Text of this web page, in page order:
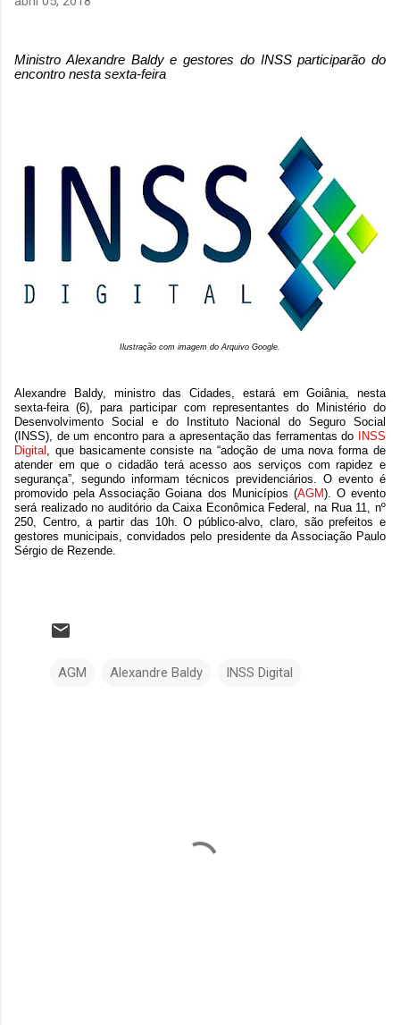
Ministro Alexandre Baldy e gestores do INSS participarão do
encontro nesta sexta-feira
Ilustração com imagem do Arquivo Google.
Alexandre Baldy, ministro das Cidades, estará em Goiânia, nesta
sexta-feira (6), para participar com representantes do Ministério do
Desenvolvimento Social e do Instituto Nacional do Seguro Social
(INSS), de um encontro para a apresentação das ferramentas do
INSS
Digital , que basicamente consiste na “adoção de uma nova forma de
atender em que o cidadão terá acesso aos serviços com rapidez e
segurança”, segundo informam técnicos previdenciários. O evento é
promovido pela Associação Goiana dos Municípios (AGM). O evento
será realizado no auditório da Caixa Econômica Federal, na Rua 11, nº
250, Centro, a partir das 10h. O público-alvo, claro, são prefeitos e
gestores municipais, convidados pelo presidente da Associação Paulo
Sérgio de Rezende.
AGM Alexandre Baldy INSS Digital